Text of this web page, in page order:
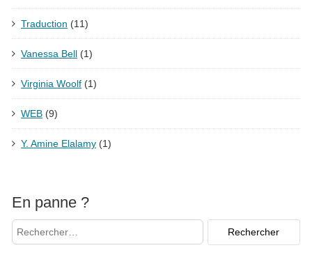
Traduction (11)
Vanessa Bell (1)
Virginia Woolf (1)
WEB (9)
Y. Amine Elalamy (1)
En panne ?